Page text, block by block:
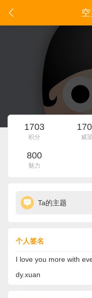
1703
积分 威望
800
魅力
Ta的主题
个人签名
I love you more with
dy.xuan